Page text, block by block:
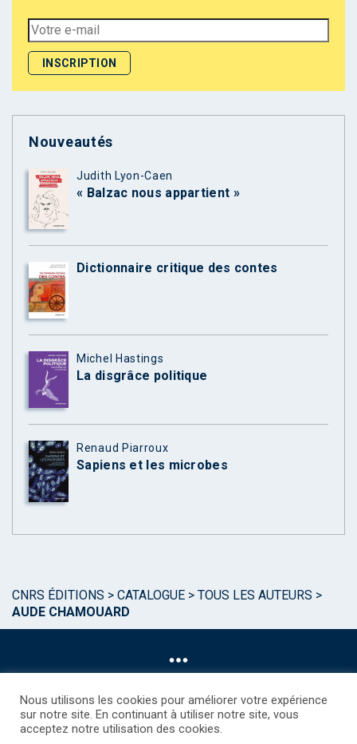
Nouveautés
Judith Lyon-Caen
« Balzac nous appartient »
Dictionnaire critique des contes
Michel Hastings
La disgrâce politique
Renaud Piarroux
Sapiens et les microbes
CNRS ÉDITIONS > CATALOGUE > TOUS LES AUTEURS >
AUDE CHAMOUARD
©CNRS EDITIONS 2025
Nous utilisons les cookies pour améliorer votre expérience
sur notre site. En continuant à utiliser notre site, vous
acceptez notre utilisation des cookies.